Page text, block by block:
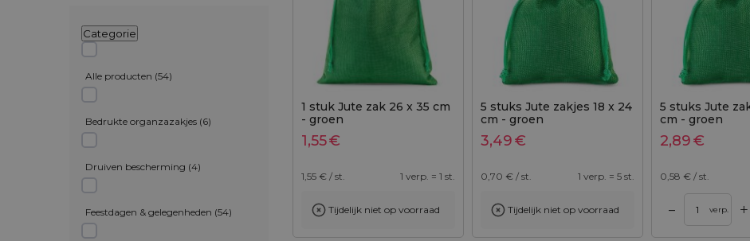
Categorie
Alle producten (54)
Bedrukte organzazakjes (6)
Druiven bescherming (4)
Feestdagen & gelegenheden (54)
1 stuk Jute zak 26 x 35 cm
- groen
1,55€
1,55 € / st. 1 verp. = 1 st.
Tijdelijk niet op voorraad
5 stuks Jute zakjes 18 x 24
cm - groen
3,49€
0,70 € / st. 1 verp. = 5 st.
Tijdelijk niet op voorraad
5 stuks Jute
cm - groen
2,89€
0,58 € / st.
– verp. +
Toevoegen aan winkelwagen Toevoegen aan winkelwagen